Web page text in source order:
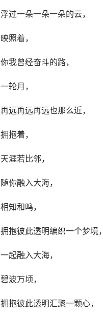
浮过一朵一朵一朵的云，
映照着，
你我曾经奋斗的路，
一轮月，
再远再远再远也那么近，
拥抱着，
天涯若比邻，
随你融入大海，
相知和鸣，
拥抱彼此透明编织一个梦境，
一起融入大海，
碧波万顷，
拥抱彼此透明汇聚一颗心，